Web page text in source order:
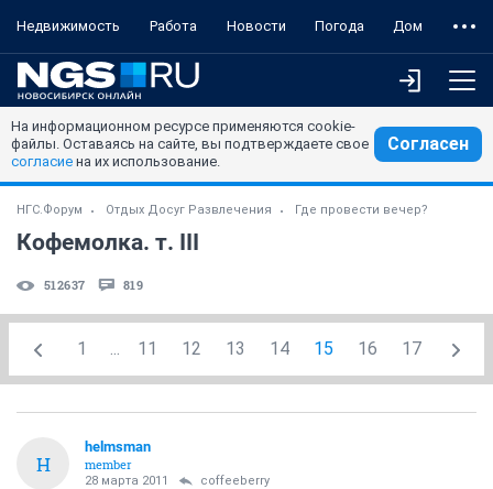
Недвижимость Работа Новости Погода Дом
На информационном ресурсе применяются cookie-
файлы. Оставаясь на сайте, вы подтверждаете свое
согласие на их использование.
Согласен
НГС.Форум Отдых Досуг Развлечения Где провести вечер?
Кофемолка. т. III
512637 819
1 ... 11 12 13 14 15 16 17
H
helmsman
member
28 марта 2011 coffeeberry